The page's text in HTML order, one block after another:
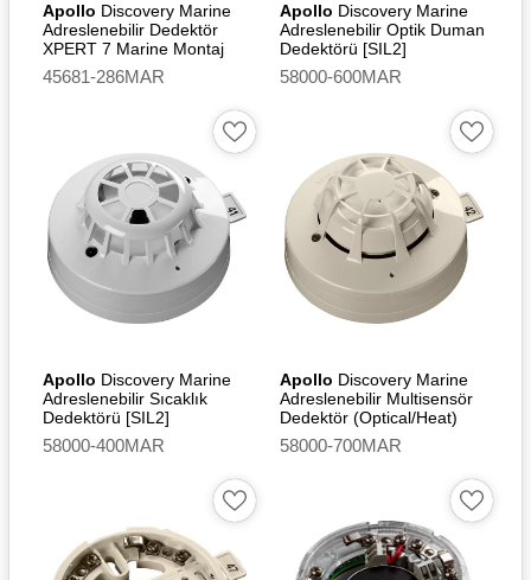
Apollo Discovery Marine
Adreslenebilir Dedektör
XPERT 7 Marine Montaj
Tabanı - Isolating [SIL2]
45681-286MAR
Apollo Discovery Marine
Adreslenebilir Optik Duman
Dedektörü [SIL2]
58000-600MAR
Apollo Discovery Marine
Adreslenebilir Sıcaklık
Dedektörü [SIL2]
58000-400MAR
Apollo Discovery Marine
Adreslenebilir Multisensör
Dedektör (Optical/Heat)
[SIL2]
58000-700MAR